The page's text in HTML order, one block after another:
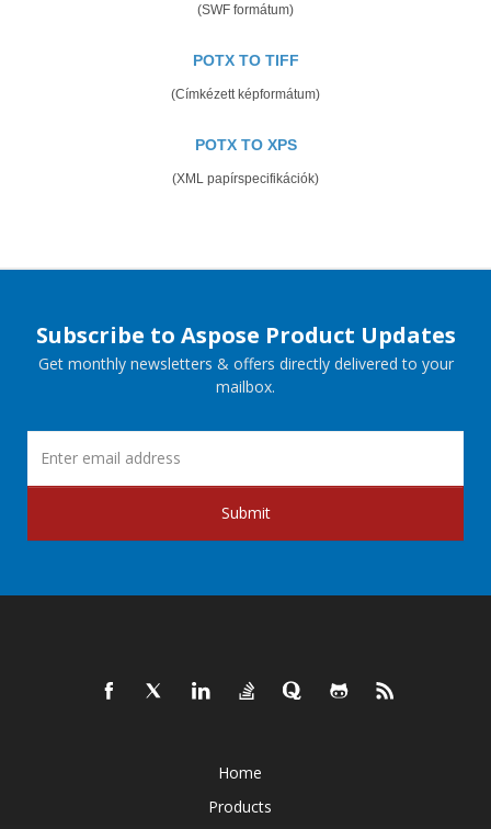
(SWF formátum)
POTX TO TIFF
(Címkézett képformátum)
POTX TO XPS
(XML papírspecifikációk)
Subscribe to Aspose Product Updates
Get monthly newsletters & offers directly delivered to your
mailbox.
Submit
Home
Products